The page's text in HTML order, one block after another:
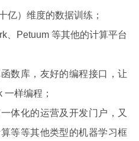
亿）维度的数据训练；
、Petuum 等其他的计算平台
数库，友好的编程接口，让
样编程；
体化的运营及开发门户，又
等等其他类型的机器学习框